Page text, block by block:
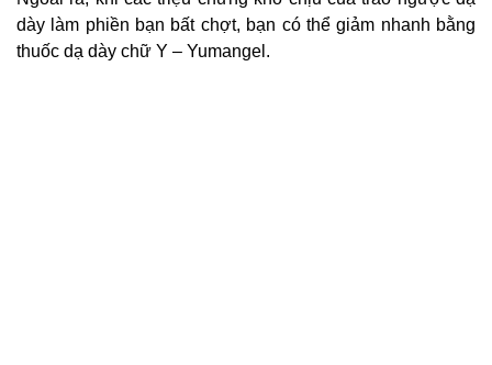
dày làm phiền bạn bất chợt, bạn có thể giảm nhanh bằng
thuốc dạ dày chữ Y – Yumangel.